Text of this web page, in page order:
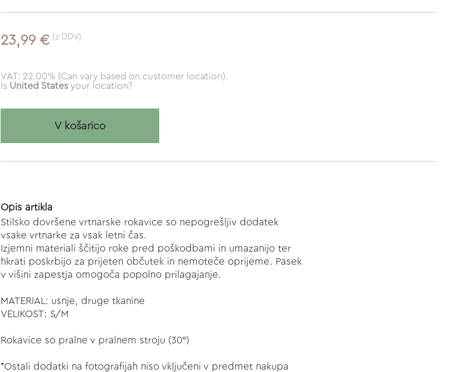
23,99 € (z DDV)
VAT: 22.00% (Can vary based on customer location).
Is United States your location?
V košarico
Opis artikla
Stilsko dovršene vrtnarske rokavice so nepogrešljiv dodatek
vsake vrtnarke za vsak letni čas.
Izjemni materiali ščitijo roke pred poškodbami in umazanijo ter
hkrati poskrbijo za prijeten občutek in nemoteče oprijeme. Pasek
v višini zapestja omogoča popolno prilagajanje.
MATERIAL: usnje, druge tkanine
VELIKOST: S/M
Rokavice so pralne v pralnem stroju (30°)
*Ostali dodatki na fotografijah niso vključeni v predmet nakupa